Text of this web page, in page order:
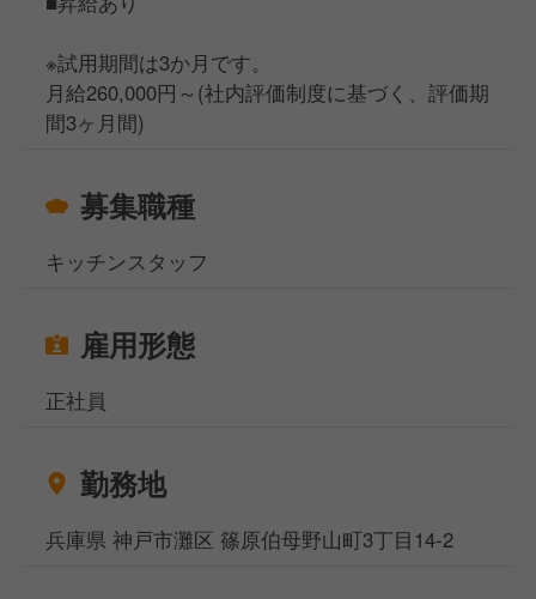
※試用期間は3か月です。
月給260,000円～(社内評価制度に基づく、評価期
間3ヶ月間)
募集職種
キッチンスタッフ
雇用形態
正社員
勤務地
兵庫県 神戸市灘区 篠原伯母野山町3丁目14-2